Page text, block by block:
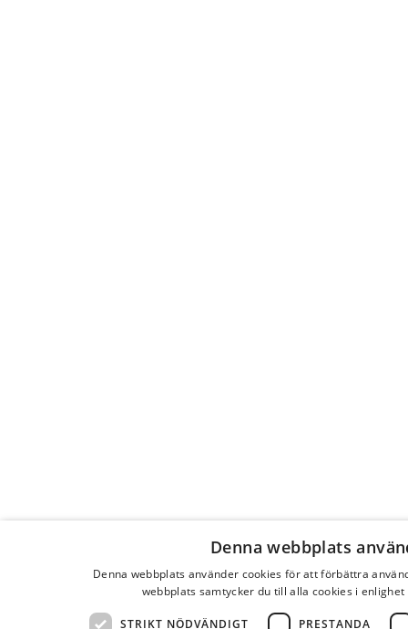
Denna webbplats
Denna webbplats använder cookies för att förbättra
webbplats samtycker du till alla cookies i
STRIKT NÖDVÄNDIGT PRESTANDA